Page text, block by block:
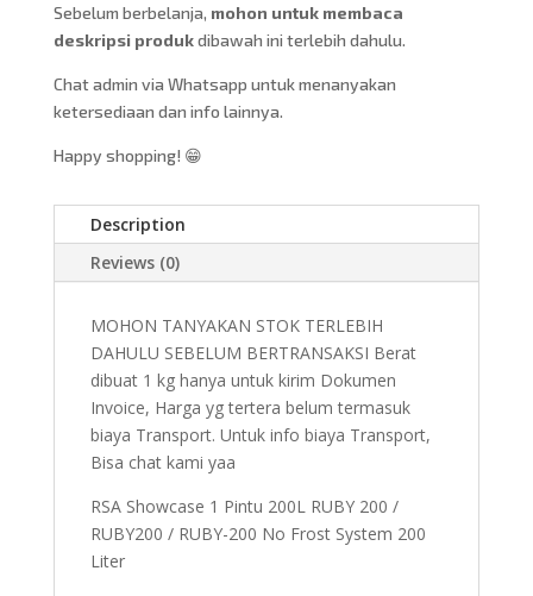
Sebelum berbelanja, mohon untuk membaca
deskripsi produkdibawah ini terlebih dahulu.
Chat admin via Whatsapp untuk menanyakan
ketersediaan dan info lainnya.
Happy shopping! 😁
Description
Reviews (0)
MOHON TANYAKAN STOK TERLEBIH
DAHULU SEBELUM BERTRANSAKSI Berat
dibuat 1 kg hanya untuk kirim Dokumen
Invoice, Harga yg tertera belum termasuk
biaya Transport. Untuk info biaya Transport,
Bisa chat kami yaa
RSA Showcase 1 Pintu 200L RUBY 200 /
RUBY200 / RUBY-200 No Frost System 200
Liter